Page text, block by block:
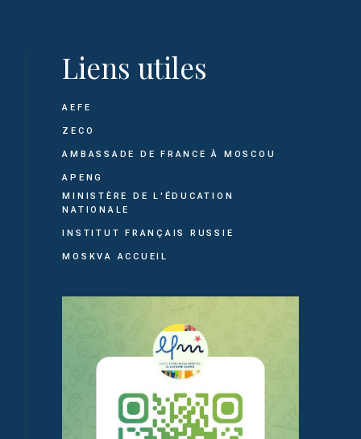
Liens utiles
AEFE
ZECO
AMBASSADE DE FRANCE À MOSCOU
APENG
MINISTÈRE DE L'ÉDUCATION
NATIONALE
INSTITUT FRANÇAIS RUSSIE
MOSKVA ACCUEIL